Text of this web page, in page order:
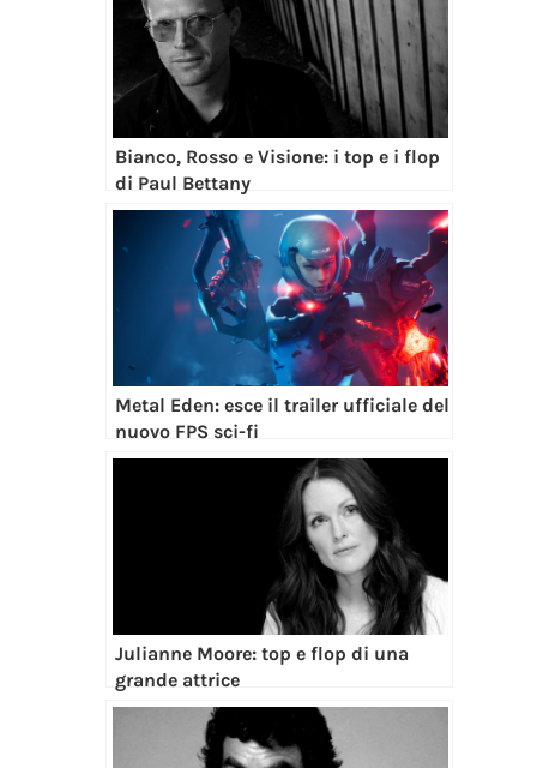
Bianco, Rosso e Visione: i top e i flop
di Paul Bettany
Metal Eden: esce il trailer ufficiale del
nuovo FPS sci-fi
Julianne Moore: top e flop di una
grande attrice